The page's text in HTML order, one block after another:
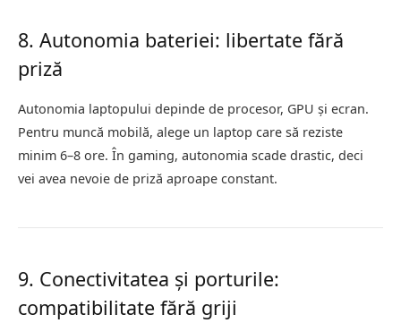
8. Autonomia bateriei: libertate fără
priză
Autonomia laptopului depinde de procesor, GPU și ecran.
Pentru muncă mobilă, alege un laptop care să reziste
minim 6–8 ore. În gaming, autonomia scade drastic, deci
vei avea nevoie de priză aproape constant.
9. Conectivitatea și porturile:
compatibilitate fără griji